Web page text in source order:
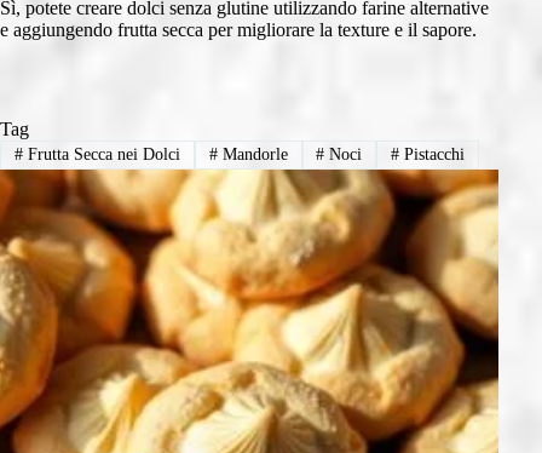
Sì, potete creare dolci senza glutine utilizzando farine alternative
e aggiungendo frutta secca per migliorare la texture e il sapore.
Tag
#Frutta Secca nei Dolci #Mandorle # Noci # Pistacchi